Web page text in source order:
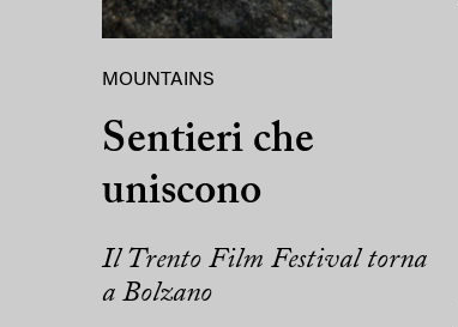
MOUNTAINS
Sentieri che
uniscono
Il Trento Film Festival torna
a Bolzano